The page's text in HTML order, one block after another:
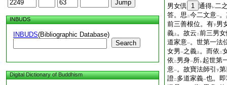
INBUDS
INBUDS(Bibliographic Database)
Search
Digital Dictionary of Buddhism
男女倶
1 通得レ二
答。思 二今二文意一
前三善根位。有下男
義 上 。故云 二前三男
道家意一。世第一法
女男一之義 上 。而依 二
依 二 男身一所レ起世第
意一。故寶法師引 下
證二 多道家義一也。